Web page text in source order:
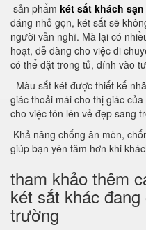
sản phẩm két sắt khách
dáng nhỏ gọn, két sắt sẽ
người vẫn nghĩ. Mà lại có
hoạt, dễ dàng cho việc di
có thể đặt trong tủ, đính vào
Màu sắt két được thiết kế
giác thoải mái cho thị giác
cho việc tôn lên vẻ đẹp sang
Khả năng chống ăn mòn,
giúp bạn yên tâm hơn khi
tham khảo thêm
két sắt khác
trường